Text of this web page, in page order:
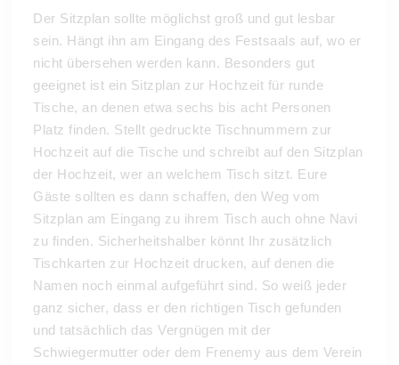
Der Sitzplan sollte möglichst groß und gut lesbar
sein. Hängt ihn am Eingang des Festsaals auf, wo er
nicht übersehen werden kann. Besonders gut
geeignet ist ein Sitzplan zur Hochzeit für runde
Tische, an denen etwa sechs bis acht Personen
Platz finden. Stellt gedruckte Tischnummern zur
Hochzeit auf die Tische und schreibt auf den Sitzplan
der Hochzeit, wer an welchem Tisch sitzt. Eure
Gäste sollten es dann schaffen, den Weg vom
Sitzplan am Eingang zu ihrem Tisch auch ohne Navi
zu finden. Sicherheitshalber könnt Ihr zusätzlich
Tischkarten zur Hochzeit drucken, auf denen die
Namen noch einmal aufgeführt sind. So weiß jeder
ganz sicher, dass er den richtigen Tisch gefunden
und tatsächlich das Vergnügen mit der
Schwiegermutter oder dem Frenemy aus dem Verein